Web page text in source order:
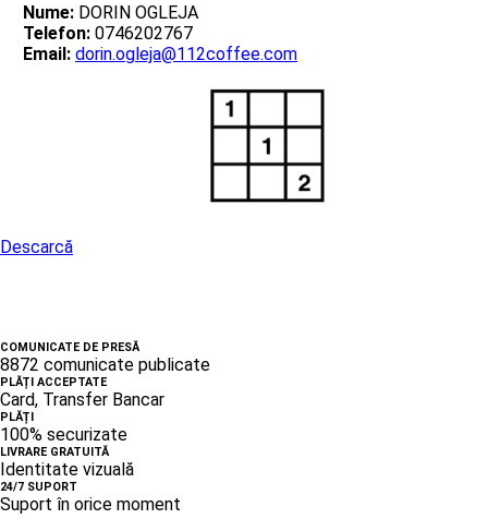
Nume: DORIN OGLEJA
Telefon: 0746202767
Email: dorin.ogleja@112coffee.com
Descarcă
COMUNICATE DE PRESĂ
8872 comunicate publicate
PLĂȚI ACCEPTATE
Card, Transfer Bancar
PLĂȚI
100% securizate
LIVRARE GRATUITĂ
Identitate vizuală
24/7 SUPORT
Suport în orice moment